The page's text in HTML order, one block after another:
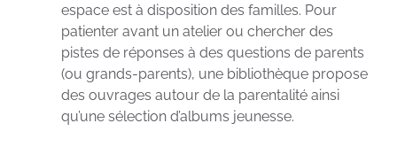
espace est à disposition des familles. Pour
patienter avant un atelier ou chercher des
pistes de réponses à des questions de parents
(ou grands-parents), une bibliothèque propose
des ouvrages autour de la parentalité ainsi
qu’une sélection d’albums jeunesse.